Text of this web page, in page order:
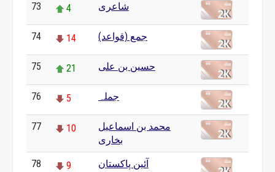
73 4 شاعری
74 14 جمع (قواعد)
75 21 حسین بن علی
76 5 جملہ
77 10
محمد بن اسماعیل
بخاری
78 9 آئین پاکستان